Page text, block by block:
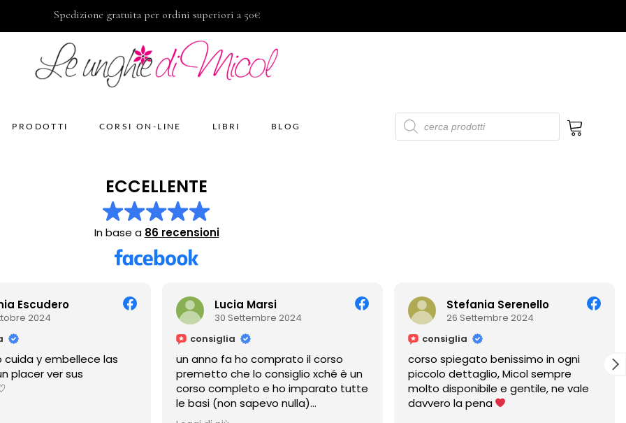
Spedizione gratuita per ordini superiori a 50€
PRODOTTI CORSI ON-LINE LIBRI BLOG
Products
search
ECCELLENTE
In base a 86 recensioni
Lucia Marsi
un anno fa ho comprato il corso
premetto che lo consiglio xché è un
corso completo e ho imparato tutte
ma la cosa più bella è che micol è
Stefania Serenello
26 Settembre 2024
corso spiegato benissimo in ogni
piccolo dettaglio, Micol sempre
molto disponibile e gentile, ne vale
davvero la pena
Francesca
25 Settembre 2024
Micol è un'insegnante